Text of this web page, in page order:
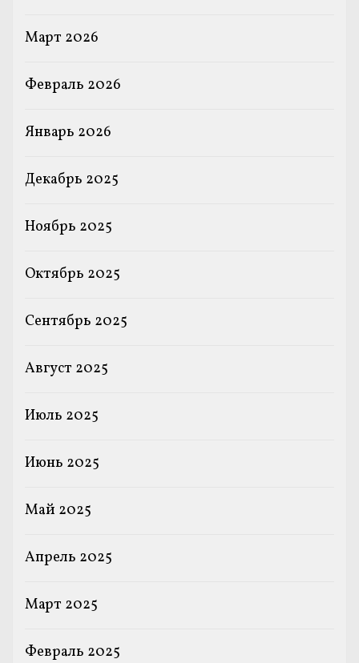
Март 2026
Февраль 2026
Январь 2026
Декабрь 2025
Ноябрь 2025
Октябрь 2025
Сентябрь 2025
Август 2025
Июль 2025
Июнь 2025
Май 2025
Апрель 2025
Март 2025
Февраль 2025